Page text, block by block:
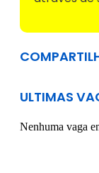
ULTIMAS
Nenhuma vaga